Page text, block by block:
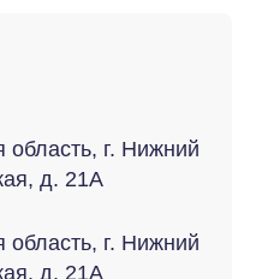
область, г. Нижний
д. 21А
область, г. Нижний
д. 21А